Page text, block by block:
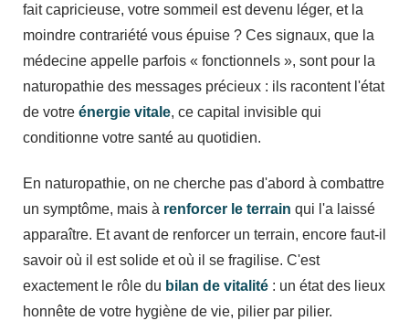
fait capricieuse, votre sommeil est devenu léger, et la
moindre contrariété vous épuise ? Ces signaux, que la
médecine appelle parfois « fonctionnels », sont pour la
naturopathie des messages précieux : ils racontent l'état
de votre énergie vitale, ce capital invisible qui
conditionne votre santé au quotidien.
En naturopathie, on ne cherche pas d'abord à combattre
un symptôme, mais à renforcer le terrain qui l'a laissé
apparaître. Et avant de renforcer un terrain, encore faut-il
savoir où il est solide et où il se fragilise. C'est
exactement le rôle du bilan de vitalité : un état des lieux
honnête de votre hygiène de vie, pilier par pilier.